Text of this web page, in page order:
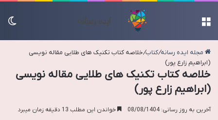
مجله ایده رسانه/کتاب/خلاصه کتاب تکنیک های طلایی مقاله نویسی
(ابراهیم زارع پور)
خلاصه کتاب تکنیک های طلایی مقاله نویسی
(ابراهیم زارع پور)
آخرین به روز رسانی: 08/08/1404 خواندن این مطلب 13 دقیقه زمان میبرد